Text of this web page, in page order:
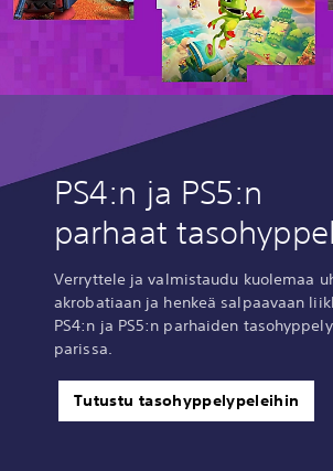
PS4:n ja PS5:n
parhaat
Verryttele ja valmistaudu kuolemaa
akrobatiaan ja henkeä salpaavaan
PS4:n ja PS5:n parhaiden
parissa.
Tutustu tasohyppelypeleihin